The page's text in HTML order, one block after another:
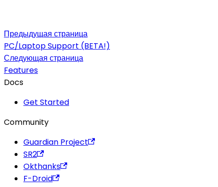
Предыдущая страница
PC/Laptop Support (BETA!)
Следующая страница
Features
Docs
Get Started
Community
Guardian Project
SR2
Okthanks
F-Droid